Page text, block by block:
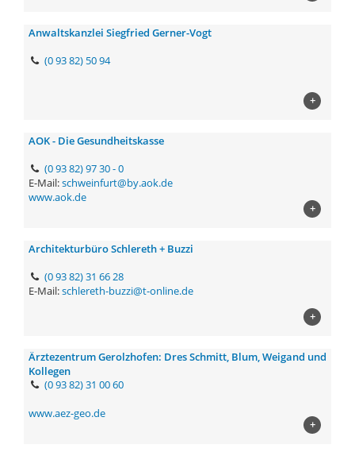
Anwaltskanzlei Siegfried Gerner-Vogt
+
(0 93 82) 50 94
AOK - Die Gesundheitskasse
+
(0 93 82) 97 30 - 0
E-Mail:schweinfurt@by.aok.de
www.aok.de
Architekturbüro Schlereth + Buzzi
+
(0 93 82) 31 66 28
E-Mail:schlereth-buzzi@t-online.de
Ärztezentrum Gerolzhofen: Dres Schmitt, Blum, Weigand und
Kollegen
+
(0 93 82) 31 00 60
www.aez-geo.de